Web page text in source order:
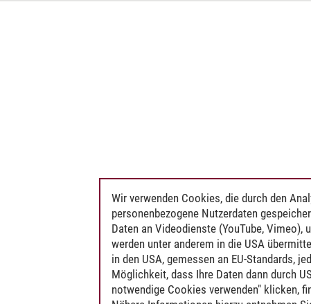
Wir verwenden Cookies, die durch den
personenbezogene Nutzerdaten
Daten an Videodienste (YouTube, Vimeo),
werden unter anderem in die USA
in den USA, gemessen an EU-Standards,
Möglichkeit, dass Ihre Daten dann durch
notwendige Cookies verwenden" klicken,